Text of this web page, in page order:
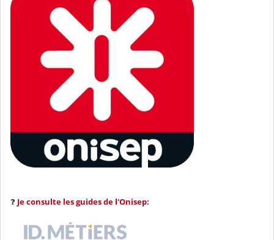
❓ Je consulte les guides de l'Onisep: